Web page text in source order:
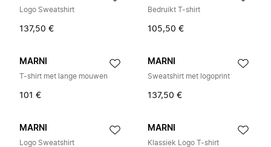
Logo Sweatshirt
137,50 €
Bedruikt T-shirt
105,50 €
MARNI
T-shirt met lange mouwen
101 €
MARNI
Sweatshirt met logoprint
137,50 €
MARNI
Logo Sweatshirt
MARNI
Klassiek Logo T-shirt